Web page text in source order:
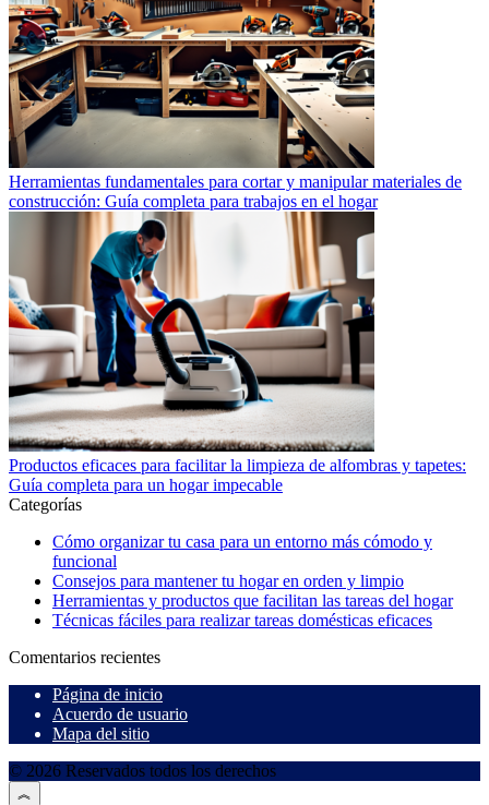
Herramientas fundamentales para cortar y manipular materiales de
construcción: Guía completa para trabajos en el hogar
Productos eficaces para facilitar la limpieza de alfombras y tapetes:
Guía completa para un hogar impecable
Categorías
Cómo organizar tu casa para un entorno más cómodo y
funcional
Consejos para mantener tu hogar en orden y limpio
Herramientas y productos que facilitan las tareas del hogar
Técnicas fáciles para realizar tareas domésticas eficaces
Comentarios recientes
Página de inicio
Acuerdo de usuario
Mapa del sitio
© 2026 Reservados todos los derechos